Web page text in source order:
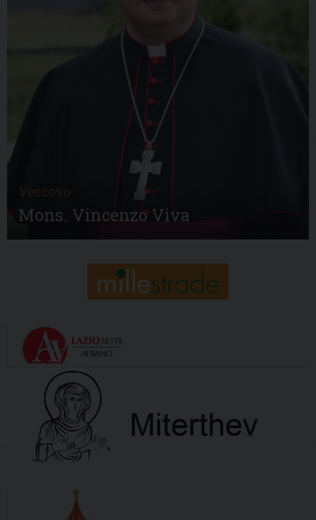
Vescovo
Mons. Vincenzo Viva